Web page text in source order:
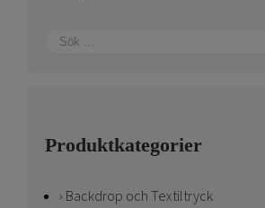
Produktkategorier
Backdrop och Textiltryck